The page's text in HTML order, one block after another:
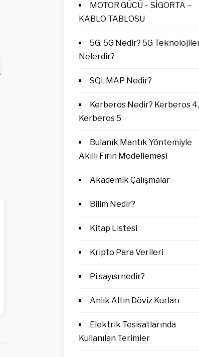
MOTOR GÜCÜ – SİGORTA –
KABLO TABLOSU
5G, 5G Nedir? 5G
Nelerdir?
SQLMAP Nedir?
Kerberos Nedir? Kerberos 4,
Kerberos 5
Bulanık Mantık Yöntemiyle
Akıllı Fırın Modellemesi
Akademik Çalışmalar
Bilim Nedir?
Kitap Listesi
Kripto Para Verileri
Pi sayısı nedir?
Anlık Altın Döviz Kurları
Elektrik Tesisatlarında
Kullanılan Terimler